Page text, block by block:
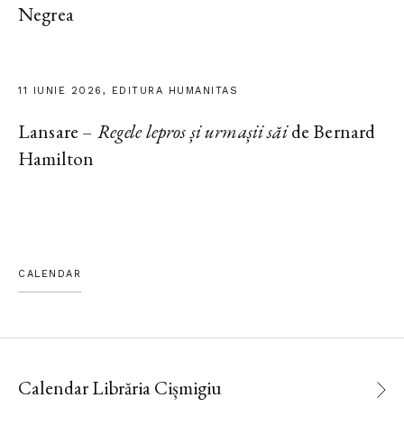
Negrea
11 IUNIE 2026, EDITURA HUMANITAS
Lansare – Regele lepros și urmașii săide Bernard
Hamilton
CALENDAR
Calendar Librăria Cișmigiu